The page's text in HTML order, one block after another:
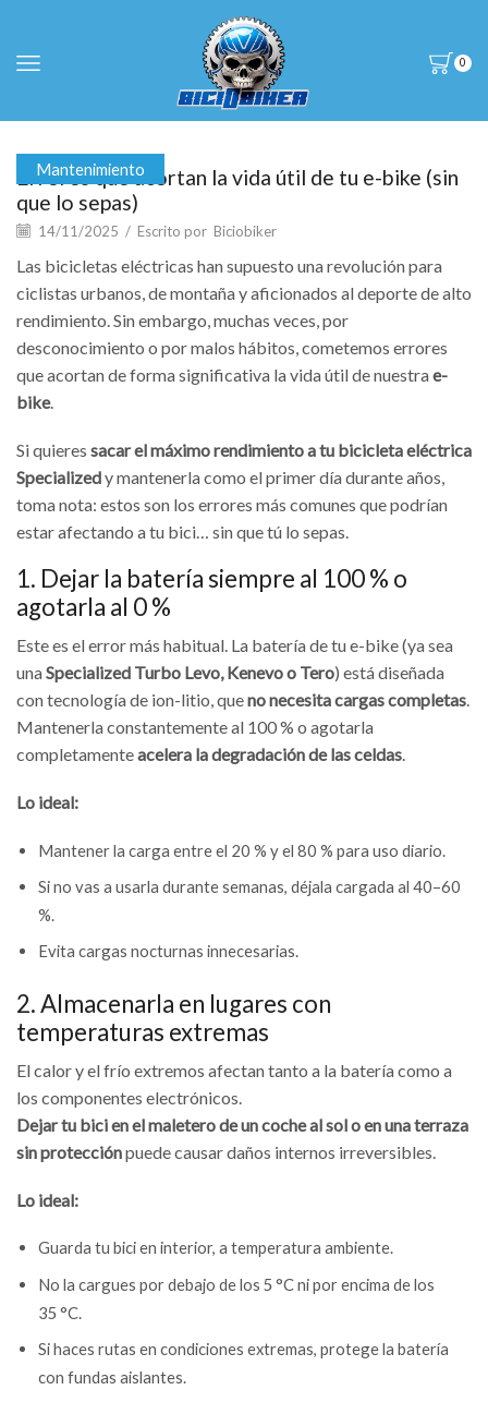
0
Mantenimiento
Errores que acortan la vida útil de tu e-bike (sin
que lo sepas)
14/11/2025 / Escrito por Biciobiker
Las bicicletas eléctricas han supuesto una revolución para
ciclistas urbanos, de montaña y aficionados al deporte de alto
rendimiento. Sin embargo, muchas veces, por
desconocimiento o por malos hábitos, cometemos errores
que acortan de forma significativa la vida útil de nuestrae-
bike.
Si quieres sacar el máximo rendimiento a tu bicicleta eléctrica
Specializedy mantenerla como el primer día durante años,
toma nota: estos son los errores más comunes que podrían
estar afectando a tu bici… sin que tú lo sepas.
1. Dejar la batería siempre al 100 % o
agotarla al 0 %
Este es el error más habitual. La batería de tu e-bike (ya sea
unaSpecialized Turbo Levo, Kenevo o Tero) está diseñada
con tecnología de ion-litio, queno necesita cargas completas.
Mantenerla constantemente al 100 % o agotarla
completamenteacelera la degradación de las celdas.
Lo ideal:
Mantener la carga entre el 20 % y el 80 % para uso diario.
Si no vas a usarla durante semanas, déjala cargada al 40–60
%.
Evita cargas nocturnas innecesarias.
2. Almacenarla en lugares con
temperaturas extremas
El calor y el frío extremos afectan tanto a la batería como a
los componentes electrónicos.
Dejar tu bici en el maletero de un coche al sol o en una terraza
sin protecciónpuede causar daños internos irreversibles.
Lo ideal:
Guarda tu bici en interior, a temperatura ambiente.
No la cargues por debajo de los 5 °C ni por encima de los
35 °C.
Si haces rutas en condiciones extremas, protege la batería
con fundas aislantes.